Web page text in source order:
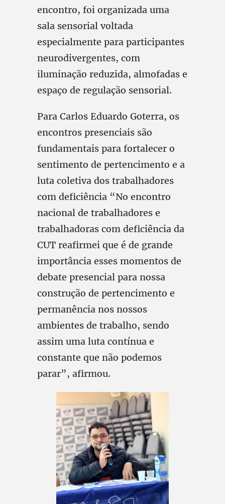
encontro, foi organizada uma
sala sensorial voltada
especialmente para participantes
neurodivergentes, com
iluminação reduzida, almofadas e
espaço de regulação sensorial.
Para Carlos Eduardo Goterra, os
encontros presenciais são
fundamentais para fortalecer o
sentimento de pertencimento e a
luta coletiva dos trabalhadores
com deficiência “No encontro
nacional de trabalhadores e
trabalhadoras com deficiência da
CUT reafirmei que é de grande
importância esses momentos de
debate presencial para nossa
construção de pertencimento e
permanência nos nossos
ambientes de trabalho, sendo
assim uma luta contínua e
constante que não podemos
parar”, afirmou.